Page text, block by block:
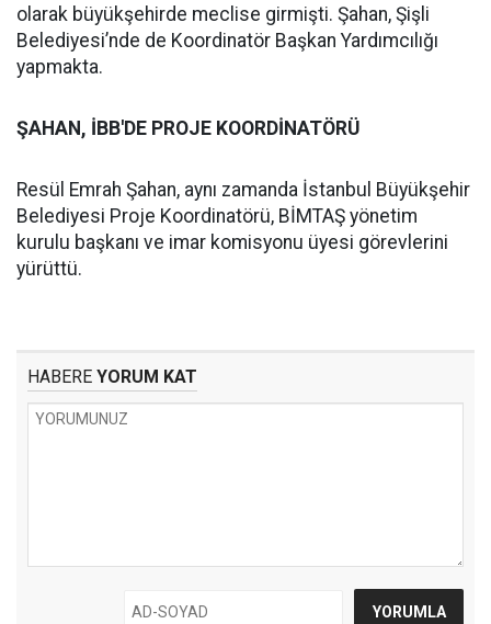
olarak büyükşehirde meclise girmişti. Şahan, Şişli
Belediyesi’nde de Koordinatör Başkan Yardımcılığı
yapmakta.
ŞAHAN, İBB'DE PROJE KOORDİNATÖRÜ
Resül Emrah Şahan, aynı zamanda İstanbul Büyükşehir
Belediyesi Proje Koordinatörü, BİMTAŞ yönetim
kurulu başkanı ve imar komisyonu üyesi görevlerini
yürüttü.
HABERE YORUM KAT